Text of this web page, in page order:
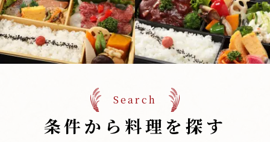
Search
条件から料理を探す